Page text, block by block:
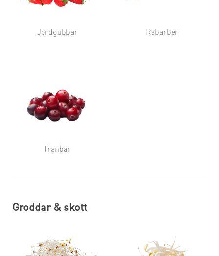
Jordgubbar Rabarber
Tranbär
Groddar & skott